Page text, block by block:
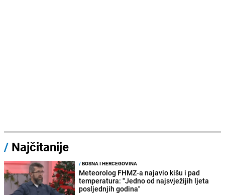
/ Najčitanije
/BOSNA I HERCEGOVINA
Meteorolog FHMZ-a najavio kišu i pad
temperatura: "Jedno od najsvježijih ljeta
posljednjih godina"